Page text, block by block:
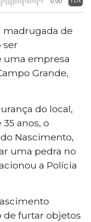
de
ser
uma empresa
Grande,
do local,
anos, o
Nascimento,
uma pedra no
a Polícia
de furtar objetos